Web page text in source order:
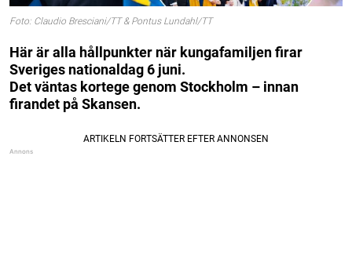
Foto: Claudio Bresciani/TT & Pontus Lundahl/TT
Här är alla hållpunkter när kungafamiljen firar
Sveriges nationaldag 6 juni.
Det väntas kortege genom Stockholm – innan
firandet på Skansen.